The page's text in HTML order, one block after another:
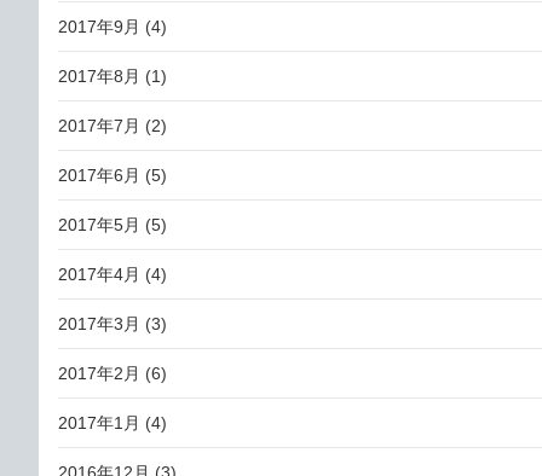
2017年9月 (4)
2017年8月 (1)
2017年7月 (2)
2017年6月 (5)
2017年5月 (5)
2017年4月 (4)
2017年3月 (3)
2017年2月 (6)
2017年1月 (4)